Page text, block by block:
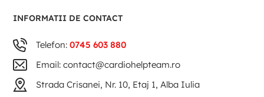
INFORMATII DE CONTACT
Telefon:0745 603 880
Email: contact@cardiohelpteam.ro
Strada Crisanei, Nr. 10, Etaj 1, Alba Iulia